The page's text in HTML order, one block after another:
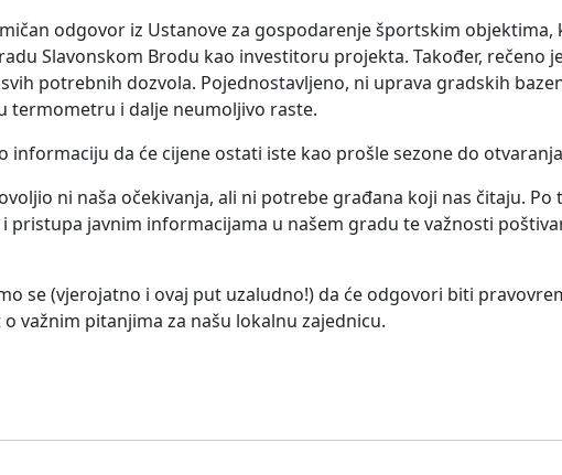
odgovor iz Ustanove za gospodarenje športskim objektima,
Slavonskom Brodu kao investitoru projekta. Također, rečeno
potrebnih dozvola. Pojednostavljeno, ni uprava gradskih
termometru i dalje neumoljivo raste.
informaciju da će cijene ostati iste kao prošle sezone do
ni naša očekivanja, ali ni potrebe građana koji nas čitaju.
pristupa javnim informacijama u našem gradu te važnosti
se (vjerojatno i ovaj put uzaludno!) da će odgovori biti
važnim pitanjima za našu lokalnu zajednicu.